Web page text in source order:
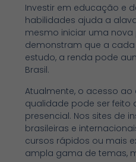
Investir em educação e
habilidades ajuda a
mesmo iniciar uma nova
demonstram que a
estudo, a renda pode
Brasil.
Atualmente, o acesso
qualidade pode ser feito
presencial. Nos sites de
brasileiras e
cursos rápidos ou mais
ampla gama de temas,